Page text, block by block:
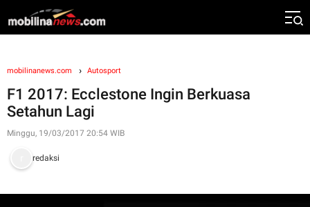
mobilinanews.com Autosport
F1 2017: Ecclestone Ingin Berkuasa
Setahun Lagi
Minggu, 19/03/2017 20:54 WIB
redaksi